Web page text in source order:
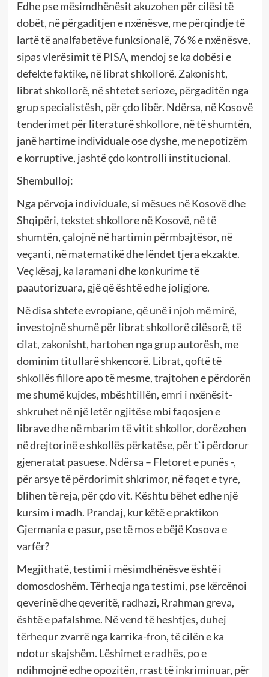
Edhe pse mësimdhënësit akuzohen për cilësi të
dobët, në përgaditjen e nxënësve, me përqindje të
lartë të analfabetëve funksionalë, 76 % e nxënësve,
sipas vlerësimit të PISA, mendoj se ka dobësi e
defekte faktike, në librat shkollorë. Zakonisht,
librat shkollorë, në shtetet serioze, përgaditën nga
grup specialistësh, për çdo libër. Ndërsa, në Kosovë
tenderimet për literaturë shkollore, në të shumtën,
janë hartime individuale ose dyshe, me nepotizëm
e korruptive, jashtë çdo kontrolli institucional.
Shembulloj:
Nga përvoja individuale, si mësues në Kosovë dhe
Shqipëri, tekstet shkollore në Kosovë, në të
shumtën, çalojnë në hartimin përmbajtësor, në
veçanti, në matematikë dhe lëndet tjera ekzakte.
Veç kësaj, ka laramani dhe konkurime të
paautorizuara, gjë që është edhe joligjore.
Në disa shtete evropiane, që unë i njoh më mirë,
investojnë shumë për librat shkollorë cilësorë, të
cilat, zakonisht, hartohen nga grup autorësh, me
dominim titullarë shkencorë. Librat, qoftë të
shkollës fillore apo të mesme, trajtohen e përdorën
me shumë kujdes, mbështillën, emri i nxënësit-
shkruhet në një letër ngjitëse mbi faqosjen e
librave dhe në mbarim të vitit shkollor, dorëzohen
në drejtorinë e shkollës përkatëse, për t`i përdorur
gjeneratat pasuese. Ndërsa – Fletoret e punës -,
për arsye të përdorimit shkrimor, në faqet e tyre,
blihen të reja, për çdo vit. Kështu bëhet edhe një
kursim i madh. Prandaj, kur këtë e praktikon
Gjermania e pasur, pse të mos e bëjë Kosova e
varfër?
Megjithatë, testimi i mësimdhënësve është i
domosdoshëm. Tërheqja nga testimi, pse kërcënoi
qeverinë dhe qeveritë, radhazi, Rrahman greva,
është e pafalshme. Në vend të heshtjes, duhej
tërhequr zvarrë nga karrika-fron, të cilën e ka
ndotur skajshëm. Lëshimet e radhës, po e
ndihmojnë edhe opozitën, rrast të inkriminuar, për